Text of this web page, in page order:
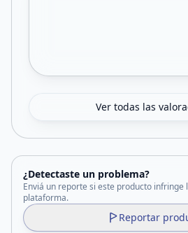
Ver todas las
¿Detectaste un problema?
Enviá un reporte si este producto infringe
plataforma.
Reportar